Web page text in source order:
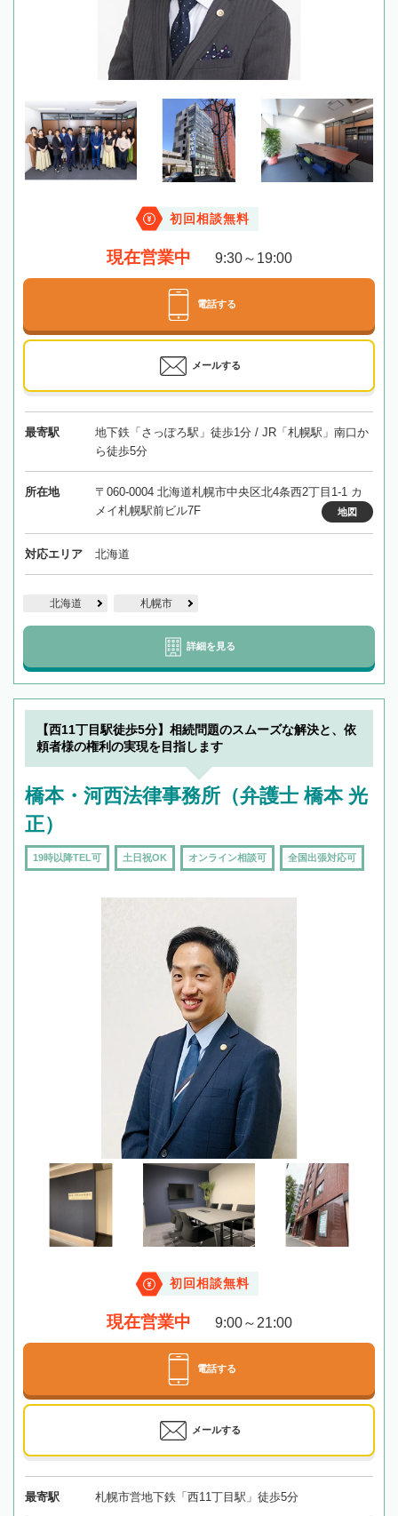
初回相談無料
現在営業中 9:30～19:00
電話する
メールする
最寄駅
地下鉄「さっぽろ駅」徒歩1分 / JR「札幌駅」南口か
ら徒歩5分
所在地
〒060-0004 北海道札幌市中央区北4条西2丁目1-1 カ
メイ札幌駅前ビル7F
地図
対応エリア 北海道
北海道 札幌市
詳細を見る
【西11丁目駅徒歩5分】相続問題のスムーズな解決と、依
頼者様の権利の実現を目指します
橋本・河西法律事務所（弁護士 橋本 光
正）
19時以降TEL可 土日祝OK オンライン相談可 全国出張対応可
初回相談無料
現在営業中 9:00～21:00
電話する
メールする
最寄駅 札幌市営地下鉄「西11丁目駅」徒歩5分